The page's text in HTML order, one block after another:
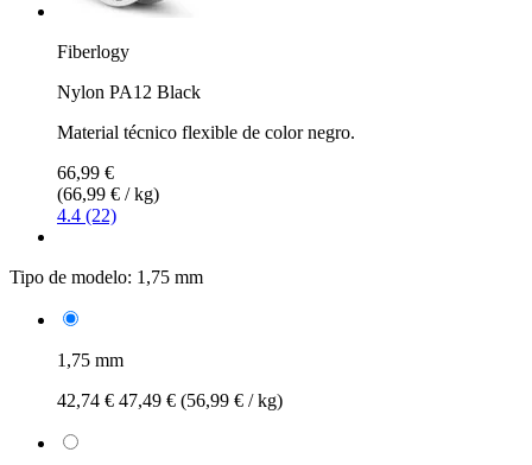
Fiberlogy
Nylon PA12 Black
Material técnico flexible de color negro.
66,99 €
(66,99 € / kg)
4.4 (22)
Tipo de modelo: 1,75 mm
1,75 mm
42,74 € 47,49 € (56,99 € / kg)